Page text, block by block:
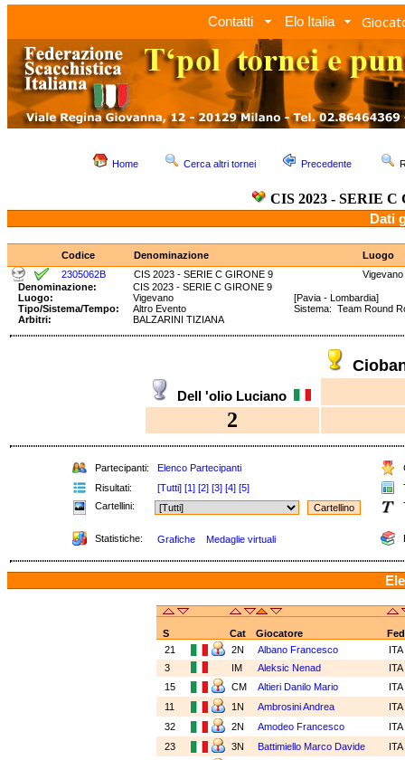
Contatti Elo Italia
Home Cerca altri tornei Precedente
CIS 2023 - SERIE C
Dati
Codice Denominazione
Luogo
2305062B
CIS 2023 - SERIE C GIRONE 9
Vigevano
Denominazione:
CIS 2023 - SERIE C GIRONE 9
Luogo:
Vigevano
[Pavia - Lombardia]
Tipo/Sistema/Tempo:
Altro Evento
Sistema: Team Round
Arbitri:
BALZARINI TIZIANA
Dell 'olio Luciano
2
Partecipanti: Elenco Partecipanti
Risultati:
[Tutti] [1] [2] [3] [4] [5]
Cartellini:
Statistiche: Grafiche Medaglie virtuali
S Cat Giocatore
Fed
21
2N Albano Francesco
ITA
3
IM Aleksic Nenad
ITA
15
CM Altieri Danilo Mario
ITA
11
1N Ambrosini Andrea
ITA
32
2N Amodeo Francesco
ITA
23
3N Battimiello Marco Davide
ITA